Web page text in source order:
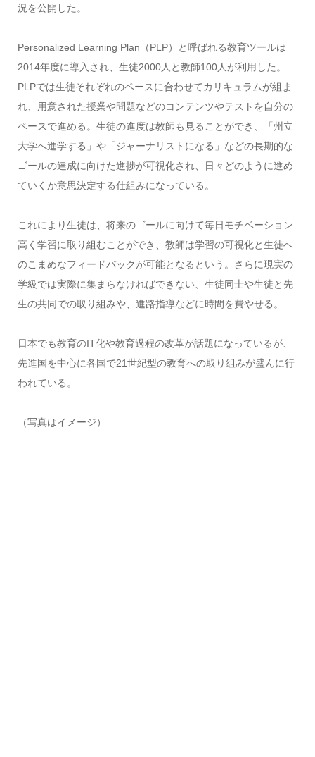
況を公開した。
Personalized Learning Plan（PLP）と呼ばれる教育ツールは
2014年度に導入され、生徒2000人と教師100人が利用した。
PLPでは生徒それぞれのペースに合わせてカリキュラムが組ま
れ、用意された授業や問題などのコンテンツやテストを自分の
ペースで進める。生徒の進度は教師も見ることができ、「州立
大学へ進学する」や「ジャーナリストになる」などの長期的な
ゴールの達成に向けた進捗が可視化され、日々どのように進め
ていくか意思決定する仕組みになっている。
これにより生徒は、将来のゴールに向けて毎日モチベーション
高く学習に取り組むことができ、教師は学習の可視化と生徒へ
のこまめなフィードバックが可能となるという。さらに現実の
学級では実際に集まらなければできない、生徒同士や生徒と先
生の共同での取り組みや、進路指導などに時間を費やせる。
日本でも教育のIT化や教育過程の改革が話題になっているが、
先進国を中心に各国で21世紀型の教育への取り組みが盛んに行
われている。
（写真はイメージ）